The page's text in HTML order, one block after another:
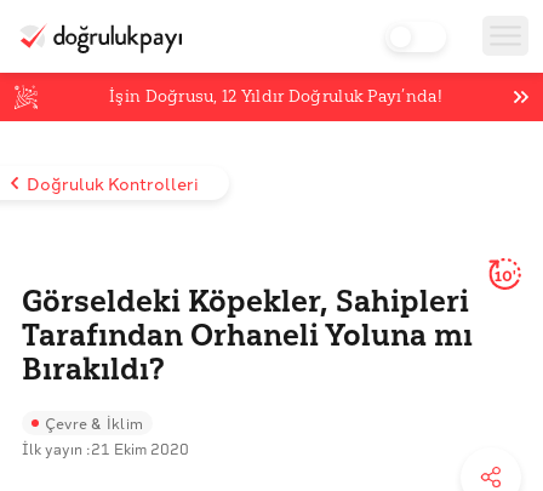
İşin Doğrusu,12 Yıldır Doğruluk Payı’nda!
Doğruluk Kontrolleri
Görseldeki Köpekler, Sahipleri
Tarafından Orhaneli Yoluna mı
Bırakıldı?
10'
Çevre & İklim
İlk yayın :21 Ekim 2020